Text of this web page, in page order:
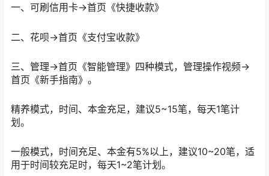
一、可刷信用卡→首页《快捷收款》
二、花呗→首页《支付宝收款》
三、管理→首页《智能管理》四种模式，管理操作视频→
首页《新手指南》。
精养模式，时间、本金充足，建议5~15笔，每天1笔计
划。
一般模式，时间充足、本金有5%以上，建议10~20笔，适
用于时间较充足时，每天1~2笔计划。